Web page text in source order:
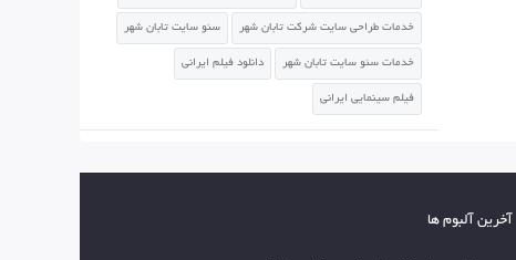
خدمات طراحی سایت شرکت تابان شهر سئو سایت تابان شهر
خدمات سئو سایت تابان شهر دانلود فیلم ایرانی
فیلم سینمایی ایرانی
آخرین آلبوم ها